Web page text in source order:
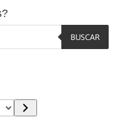
BUSCAR